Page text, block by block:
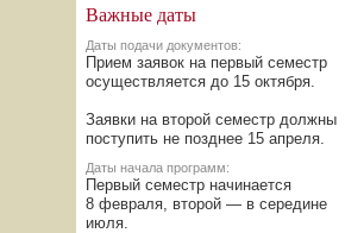
Важные даты
Даты подачи документов:
Прием заявок на первый семестр
осуществляется до 15 октября.
Заявки на второй семестр должны
поступить не позднее 15 апреля.
Даты начала программ:
Первый семестр начинается
8 февраля, второй — в середине
июля.